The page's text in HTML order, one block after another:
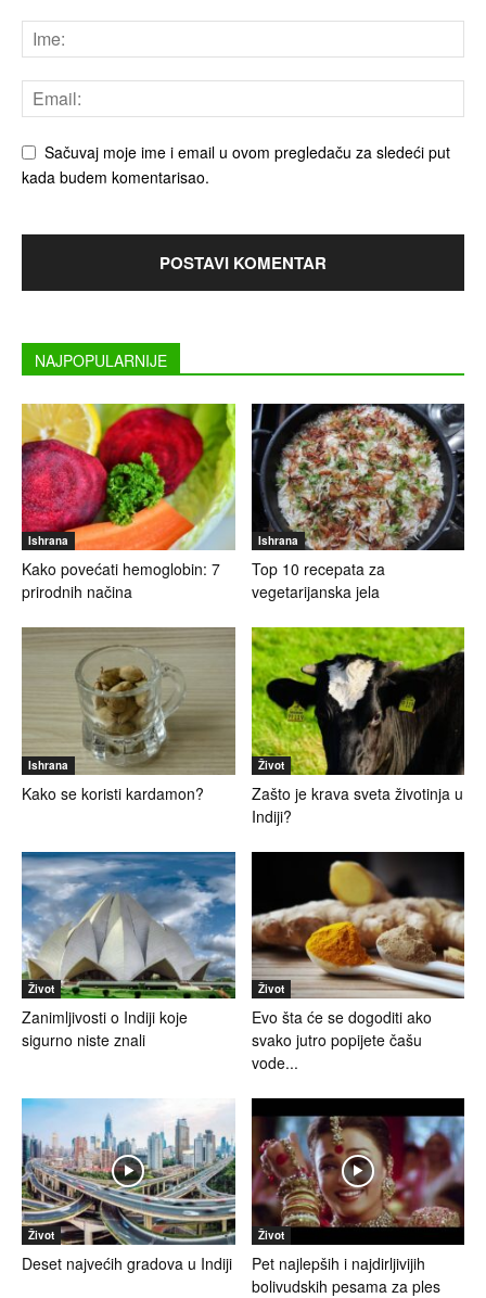
Sačuvaj moje ime i email u ovom pregledaču za sledeći put
kada budem komentarisao.
NAJPOPULARNIJE
Ishrana
Kako povećati hemoglobin: 7
prirodnih načina
Ishrana
Top 10 recepata za
vegetarijanska jela
Ishrana
Kako se koristi kardamon?
Život
Zašto je krava sveta životinja u
Indiji?
Život
Zanimljivosti o Indiji koje
sigurno niste znali
Život
Evo šta će se dogoditi ako
svako jutro popijete čašu
vode...
Život
Deset najvećih gradova u Indiji
Život
Pet najlepših i najdirljivijih
bolivudskih pesama za ples